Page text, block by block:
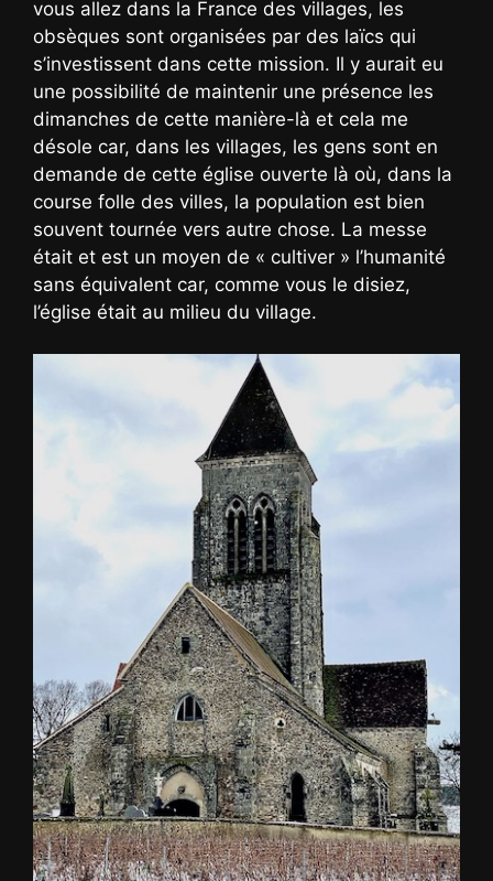
vous allez dans la France des villages, les
obsèques sont organisées par des laïcs qui
s’investissent dans cette mission. Il y aurait eu
une possibilité de maintenir une présence les
dimanches de cette manière-là et cela me
désole car, dans les villages, les gens sont en
demande de cette église ouverte là où, dans la
course folle des villes, la population est bien
souvent tournée vers autre chose. La messe
était et est un moyen de « cultiver » l’humanité
sans équivalent car, comme vous le disiez,
l’église était au milieu du village.